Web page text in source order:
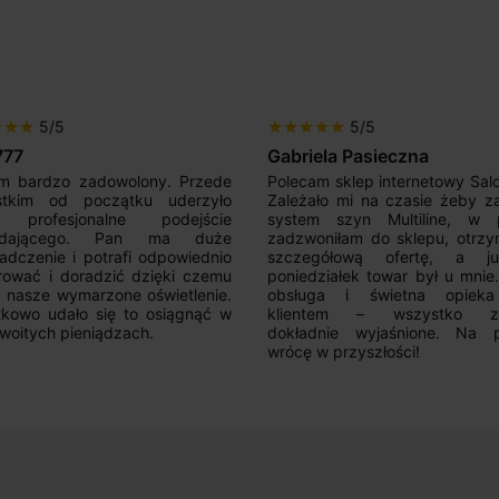
star star 5/5
Pasieczna
sklep internetowy SalonLED.
mi na czasie żeby zakupić
szyn Multiline, w piątek
do sklepu, otrzymałam
ofertę, a już w
towar był u mnie.Super
i świetna opieka nad
– wszystko zostało
wyjaśnione. Na pewno
star star star star star 5/5
Mir Por
Super sprzedawca!
razy i jestem zadowolony z
produktów. Wszystko
opisem, sprawna realizacja,
kontakt. Polecam.